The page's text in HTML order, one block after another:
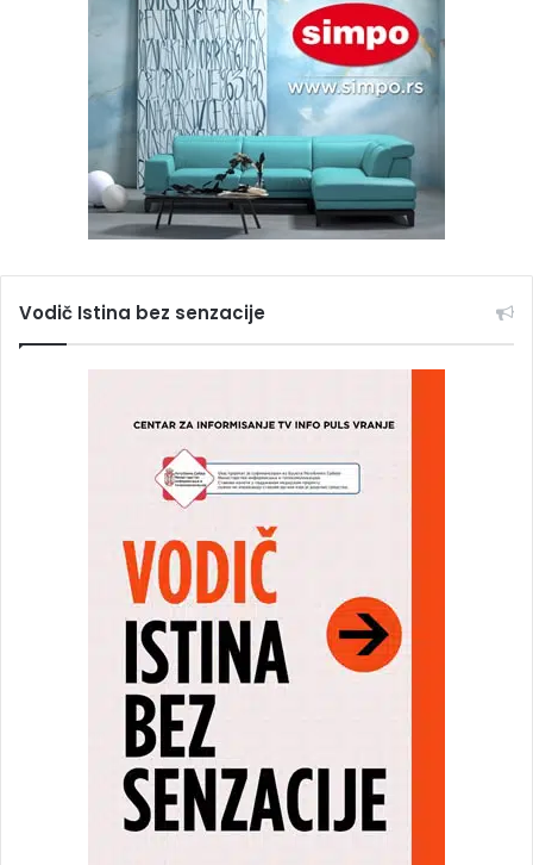
Vodič Istina bez senzacije